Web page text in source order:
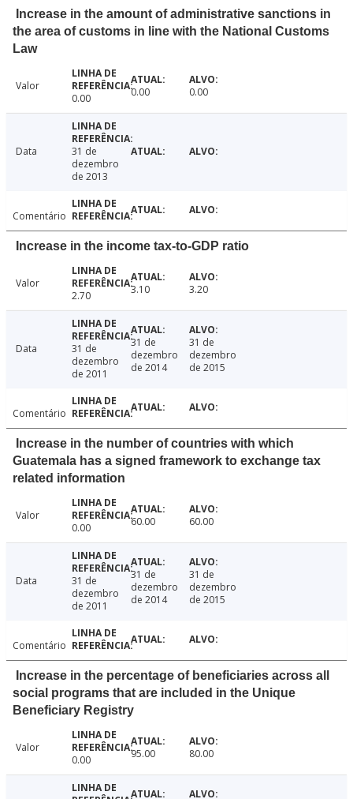
Increase in the amount of administrative sanctions in
the area of customs in line with the National Customs
Law
Valor
0.00
0.00 0.00
Data
31 de
dezembro
de 2013
Comentário
Increase in the income tax-to-GDP ratio
Valor
2.70
3.10 3.20
Data
31 de
dezembro
de 2011
31 de
dezembro
de 2014
31 de
dezembro
de 2015
Comentário
Increase in the number of countries with which
Guatemala has a signed framework to exchange tax
related information
Valor
0.00
60.00 60.00
Data
31 de
dezembro
de 2011
31 de
dezembro
de 2014
31 de
dezembro
de 2015
Comentário
Increase in the percentage of beneficiaries across all
social programs that are included in the Unique
Beneficiary Registry
Valor
0.00
95.00 80.00